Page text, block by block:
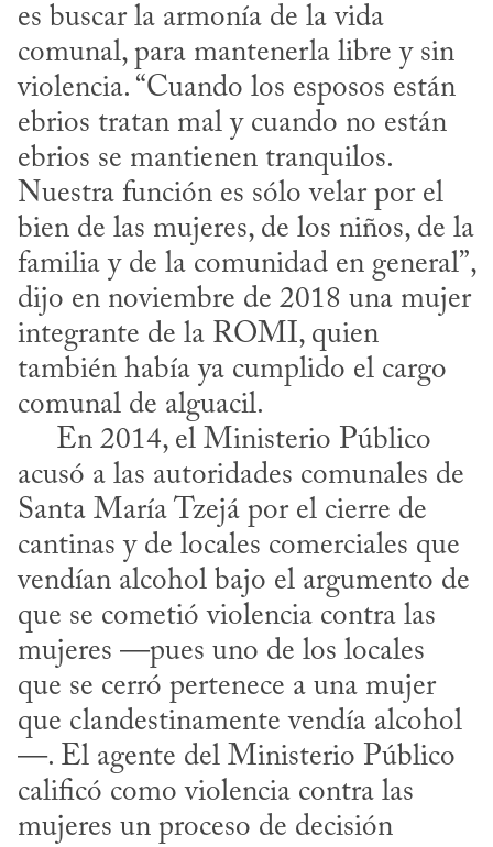
es buscar la armonía de la vida
comunal, para mantenerla libre y sin
violencia. “Cuando los esposos están
ebrios tratan mal y cuando no están
ebrios se mantienen tranquilos.
Nuestra función es sólo velar por el
bien de las mujeres, de los niños, de la
familia y de la comunidad en general”,
dijo en noviembre de 2018 una mujer
integrante de la ROMI, quien
también había ya cumplido el cargo
comunal de alguacil.
acusó a las autoridades comunales de
Santa María Tzejá por el cierre de
cantinas y de locales comerciales que
vendían alcohol bajo el argumento de
que se cometió violencia contra las
mujeres —pues uno de los locales
que se cerró pertenece a una mujer
que clandestinamente vendía alcohol
—. El agente del Ministerio Público
calificó como violencia contra las
mujeres un proceso de decisión